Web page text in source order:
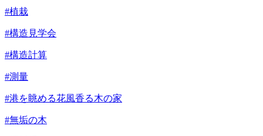
#植栽
#構造見学会
#構造計算
#測量
#港を眺める花風香る木の家
#無垢の木